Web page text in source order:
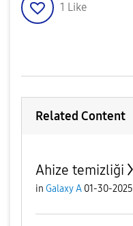
1 Like
Related Content
Ahize temizliği
in Galaxy A 01-30-2025